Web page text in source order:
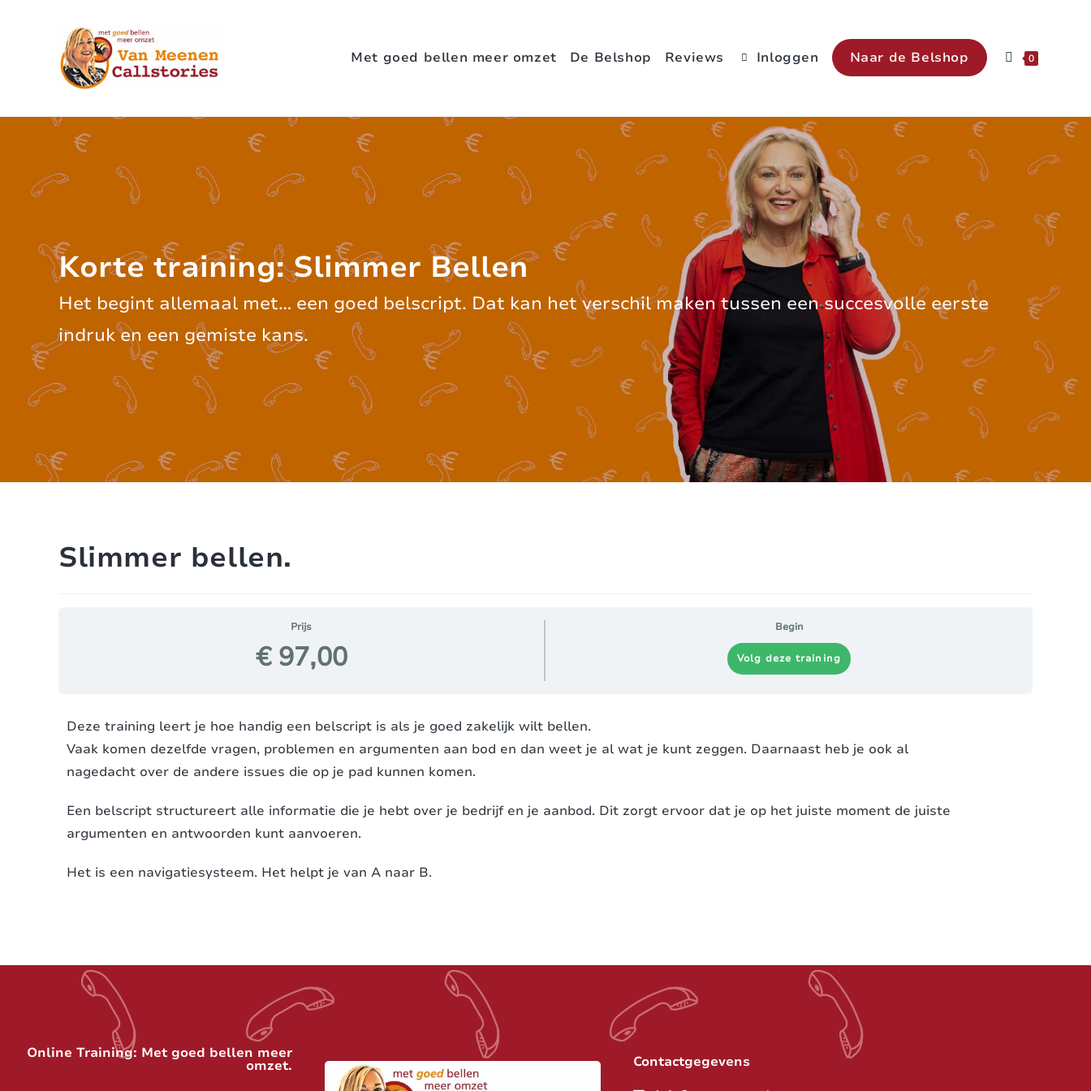
Met goed bellen meer omzet De Belshop Reviews Inloggen Naar de Belshop 0
Korte training: Slimmer Bellen
Het begint allemaal met… een goed belscript. Dat kan het verschil maken tussen een succesvolle eerste
indruk en een gemiste kans.
Slimmer bellen.
Prijs
€ 97,00
Begin
Volg deze training
Deze training leert je hoe handig een belscript is als je goed zakelijk wilt bellen.
Vaak komen dezelfde vragen, problemen en argumenten aan bod en dan weet je al wat je kunt zeggen. Daarnaast heb je ook al
nagedacht over de andere issues die op je pad kunnen komen.
Een belscript structureert alle informatie die je hebt over je bedrijf en je aanbod. Dit zorgt ervoor dat je op het juiste moment de juiste
argumenten en antwoorden kunt aanvoeren.
Het is een navigatiesysteem. Het helpt je van A naar B.
Online Training: Met goed bellen meer
omzet. Contactgegevens